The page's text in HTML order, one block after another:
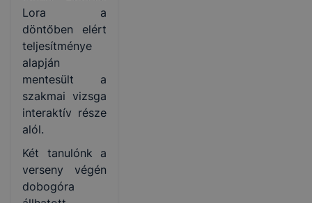
Lora a
döntőben elért
teljesítménye
alapján
mentesült a
szakmai vizsga
interaktív része
alól.
Két tanulónk a
verseny végén
dobogóra